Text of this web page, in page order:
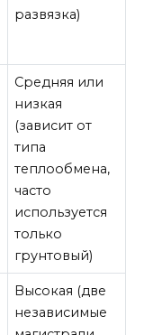
развязка)
Средняя или
низкая
(зависит от
типа
теплообмена,
часто
используется
только
грунтовый)
Высокая (две
независимые